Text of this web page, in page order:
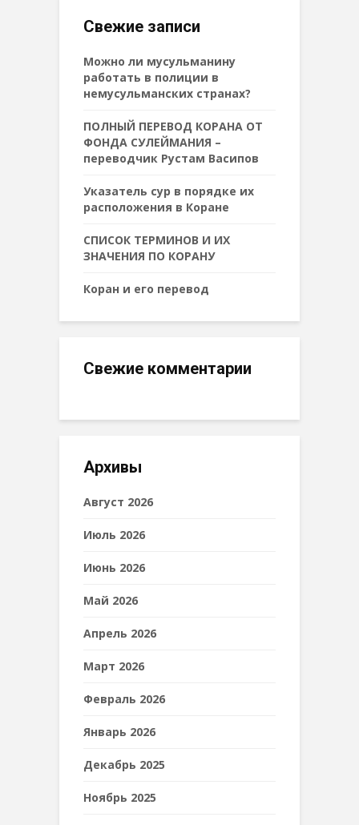
Свежие записи
Можно ли мусульманину
работать в полиции в
немусульманских странах?
ПОЛНЫЙ ПЕРЕВОД КОРАНА ОТ
ФОНДА СУЛЕЙМАНИЯ –
переводчик Рустам Васипов
Указатель сур в порядке их
расположения в Коране
СПИСОК ТЕРМИНОВ И ИХ
ЗНАЧЕНИЯ ПО КОРАНУ
Коран и его перевод
Свежие комментарии
Архивы
Август 2026
Июль 2026
Июнь 2026
Май 2026
Апрель 2026
Март 2026
Февраль 2026
Январь 2026
Декабрь 2025
Ноябрь 2025